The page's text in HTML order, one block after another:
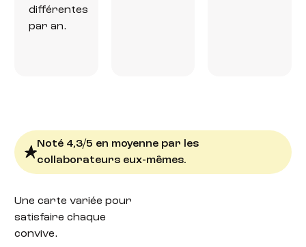
différentes
par an.
Noté 4,3/5 en moyenne par les
collaborateurs eux-mêmes.
Une carte variée pour
satisfaire chaque
convive.